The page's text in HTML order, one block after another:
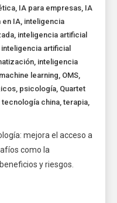
, IA para empresas, IA
en IA, inteligencia
, inteligencia artificial
inteligencia artificial
, inteligencia
machine learning, OMS,
, psicología, Quartet
tecnología china,terapia,
mejora el acceso a
como la
y riesgos.